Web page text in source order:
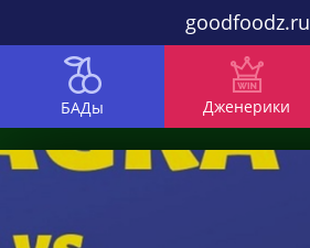
goodfoodz.ru
БАДы Дженерики